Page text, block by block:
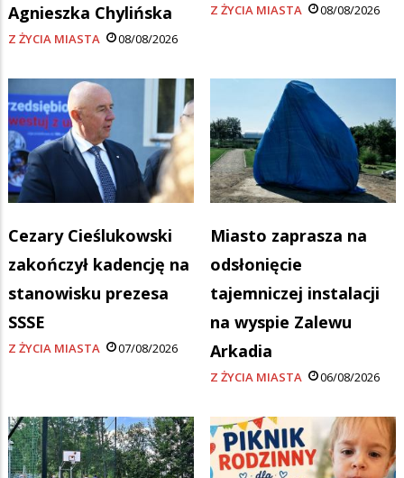
Agnieszka Chylińska
Z ŻYCIA MIASTA 08/08/2026
Z ŻYCIA MIASTA 08/08/2026
Cezary Cieślukowski
zakończył kadencję na
stanowisku prezesa
SSSE
Z ŻYCIA MIASTA 07/08/2026
Miasto zaprasza na
odsłonięcie
tajemniczej instalacji
na wyspie Zalewu
Arkadia
Z ŻYCIA MIASTA 06/08/2026